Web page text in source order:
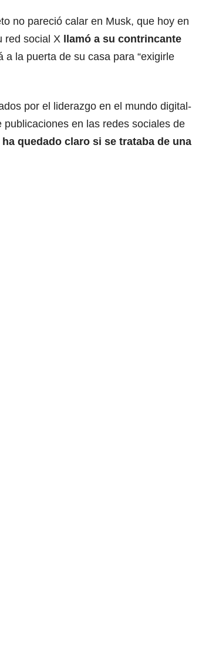
no pareció calar en Musk, que hoy en
red social X
llamó a su contrincante
a la puerta de su casa para “exigirle
por el liderazgo en el mundo digital-
en las redes sociales de
quedado claro si se trataba de una